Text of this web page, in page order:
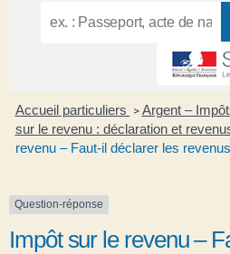
Accueil particuliers > Argent –
sur le revenu : déclaration et
revenu – Faut-il déclarer les
Question-réponse
Impôt sur le revenu –